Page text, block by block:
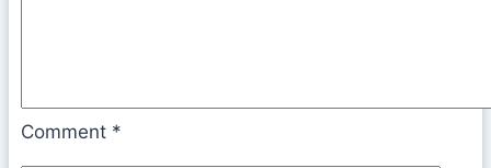
Comment *